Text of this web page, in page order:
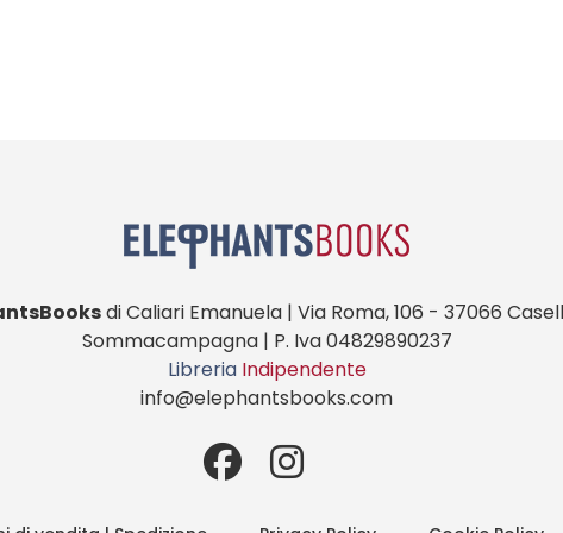
di Caliari Emanuela | Via Roma, 106 - 37066
Sommacampagna | P. Iva 04829890237
Libreria Indipendente
info@elephantsbooks.com